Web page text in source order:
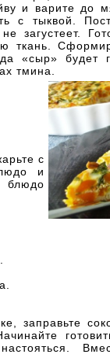
и варите до
с тыквой.
загустеет.
ткань.
«сыр» будет
тмина.
с
и
блюдо
заправьте